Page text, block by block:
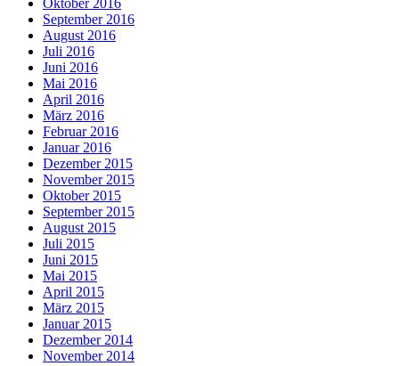
Oktober 2016
September 2016
August 2016
Juli 2016
Juni 2016
Mai 2016
April 2016
März 2016
Februar 2016
Januar 2016
Dezember 2015
November 2015
Oktober 2015
September 2015
August 2015
Juli 2015
Juni 2015
Mai 2015
April 2015
März 2015
Januar 2015
Dezember 2014
November 2014